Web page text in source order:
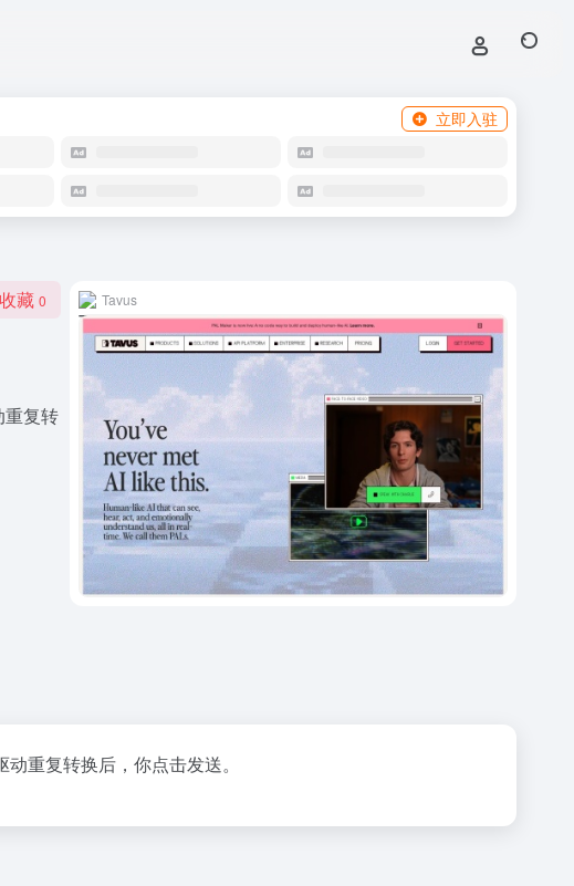
立即入驻
收藏 0
重复转
Tavus
重复转换后，你点击发送。